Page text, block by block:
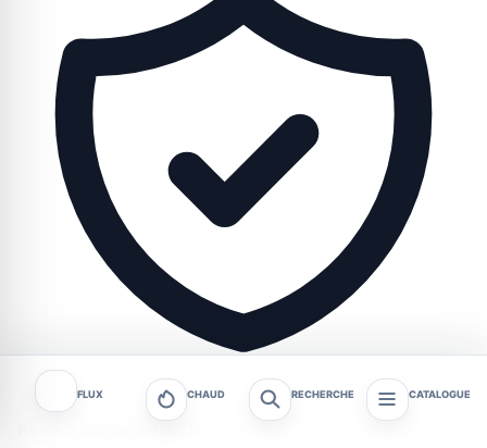
FLUX CHAUD RECHERCHE CATALOGUE